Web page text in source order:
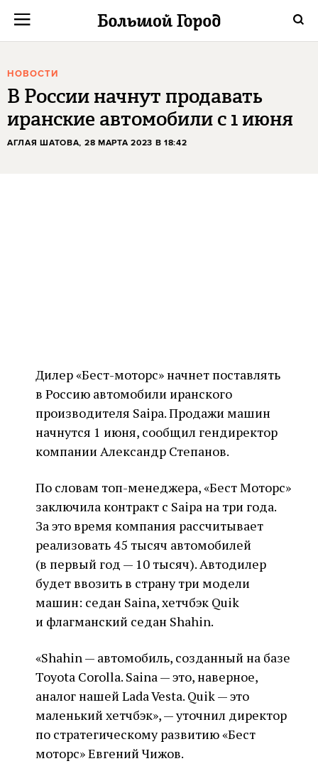
НОВОСТИ
В России начнут продавать
иранские автомобили с 1 июня
АГЛАЯ ШАТОВА, 28 МАРТА 2023 В 18:42
Дилер «Бест-моторс» начнет поставлять
в Россию автомобили иранского
производителя Saipa. Продажи машин
начнутся 1 июня, сообщил гендиректор
компании Александр Степанов.
По словам топ-менеджера, «Бест Моторс»
заключила контракт с Saipa на три года.
За это время компания рассчитывает
реализовать 45 тысяч автомобилей
(в первый год — 10 тысяч). Автодилер
будет ввозить в страну три модели
машин: седан Saina, хетчбэк Quik
и флагманский седан Shahin.
«Shahin — автомобиль, созданный на базе
Toyota Corolla. Saina — это, наверное,
аналог нашей Lada Vesta. Quik — это
маленький хетчбэк», — уточнил директор
по стратегическому развитию «Бест
моторс» Евгений Чижов.